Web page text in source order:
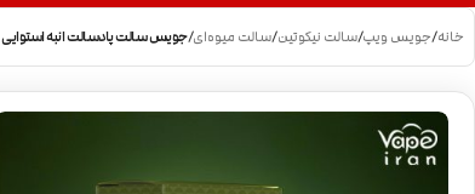
خانه/جویس ویپ/سالت نیکوتین/سالت میوه‌ای/جویس سالت پادسالت انبه استوایی PodSalt Amnesia Mango